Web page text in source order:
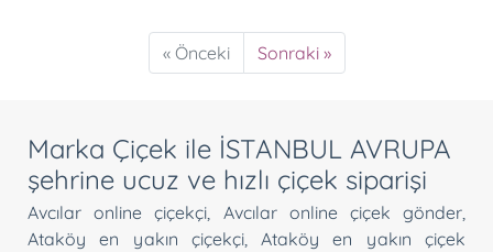
« Önceki Sonraki »
Marka Çiçek ile İSTANBUL AVRUPA
şehrine ucuz ve hızlı çiçek siparişi
Avcılar online çiçekçi Avcılar online çiçek gönder
Ataköy en yakın çiçekçi,Ataköy en yakın çiçek